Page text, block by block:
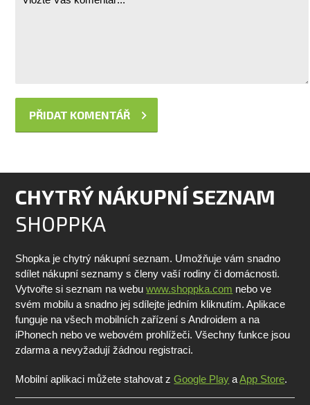
CHYTRÝ NÁKUPNÍ SEZNAM
SHOPPKA
Shopka je chytrý nákupní seznam. Umožňuje vám snadno
sdílet nákupní seznamy s členy vaší rodiny či domácnosti.
Vytvořte si seznam na webuwww.shoppka.com nebo ve
svém mobilu a snadno jej sdílejte jedním kliknutím. Aplikace
funguje na všech mobilních zařízení s Androidem a na
iPhonech nebo ve webovém prohlížeči. Všechny funkce jsou
zdarma a nevyžadují žádnou registraci.
Mobilní aplikaci můžete stahovat zGoogle Play aApp Store.